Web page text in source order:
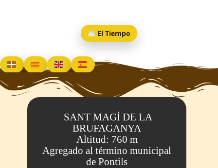
El Tiempo
SANT MAGÍ DE LA
BRUFAGANYA
Altitud: 760 m
Agregado al término municipal
de Pontils